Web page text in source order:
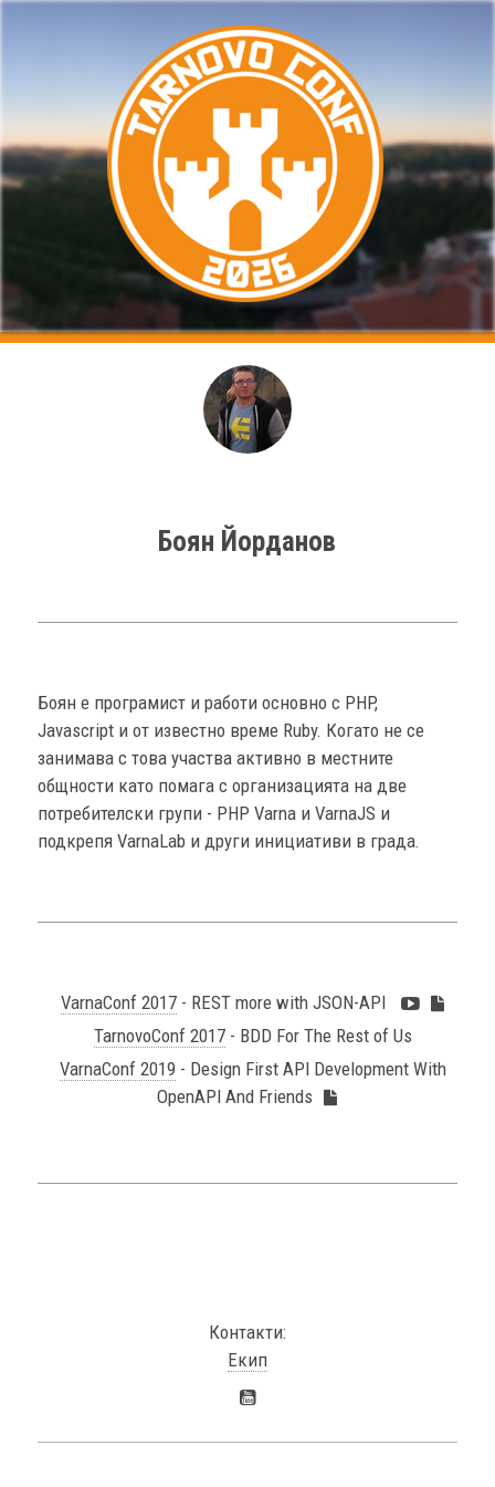
Боян Йорданов
Боян е програмист и работи основно с PHP,
Javascript и от известно време Ruby. Когато не се
занимава с това участва активно в местните
общности като помага с организацията на две
потребителски групи - PHP Varna и VarnaJS и
подкрепя VarnaLab и други инициативи в града.
VarnaConf 2017 - REST more with JSON-API
TarnovoConf 2017- BDD For The Rest of Us
VarnaConf 2019 - Design First API Development With
OpenAPI And Friends
Контакти:
Екип